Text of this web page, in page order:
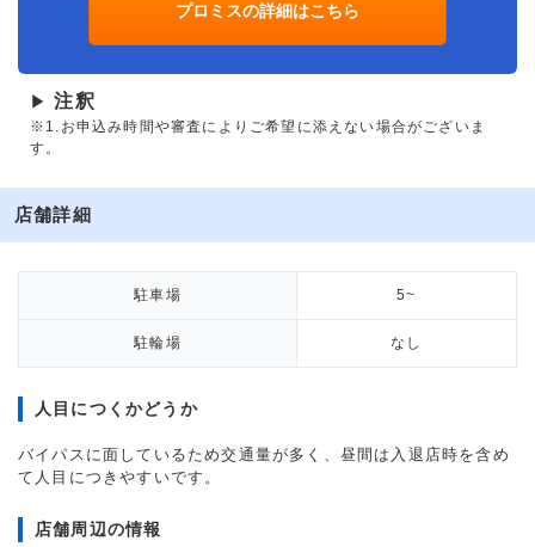
プロミスの詳細はこちら
▶ 注釈
※1.お申込み時間や審査によりご希望に添えない場合がございま
す。
店舗詳細
駐車場 5~
駐輪場 なし
人目につくかどうか
バイパスに面しているため交通量が多く、昼間は入退店時を含め
て人目につきやすいです。
店舗周辺の情報